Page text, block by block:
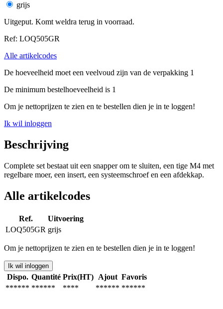
grijs
Uitgeput. Komt weldra terug in voorraad.
Ref: LOQ505GR
Alle artikelcodes
De hoeveelheid moet een veelvoud zijn van de verpakking 1
De minimum bestelhoeveelheid is 1
Om je nettoprijzen te zien en te bestellen dien je in te loggen!
Ik wil inloggen
Beschrijving
Complete set bestaat uit een snapper om te sluiten, een tige M4 met
regelbare moer, een insert, een systeemschroef en een afdekkap.
Alle artikelcodes
Ref.
Uitvoering
LOQ505GR grijs
Om je nettoprijzen te zien en te bestellen dien je in te loggen!
Ik wil inloggen
Dispo. Quantité Prix(HT) Ajout Favoris
****** ****** **** ****** ******